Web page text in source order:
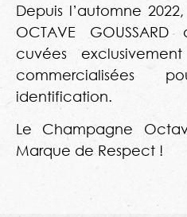
Depuis l’automne
OCTAVE
cuvées
commercialisées
identification.
Le Champagne
Marque de Respect !